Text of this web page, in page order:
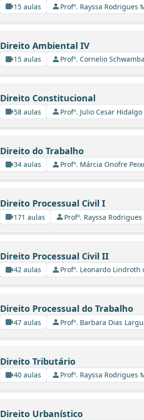
15 aulas Profº. Rayssa Rodrigues
Direito Ambiental IV
15 aulas Profº. Cornelio
Direito Constitucional
58 aulas Profº. Julio Cesar Hidalgo
Direito do Trabalho
34 aulas Profº. Márcia Onofre
Direito Processual Civil I
171 aulas Profº. Rayssa
Direito Processual Civil II
42 aulas Profº. Leonardo Lindroth
Direito Processual do Trabalho
47 aulas Profº. Barbara Dias
Direito Tributário
40 aulas Profº. Rayssa Rodrigues
Direito Urbanístico